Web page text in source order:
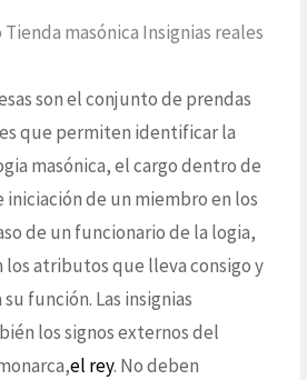
son el conjunto de prendas
que permiten identificar la
masónica, el cargo dentro de
iniciación de un miembro en los
de un funcionario de la logia,
atributos que lleva consigo y
función. Las insignias
los signos externos del
el rey. No deben